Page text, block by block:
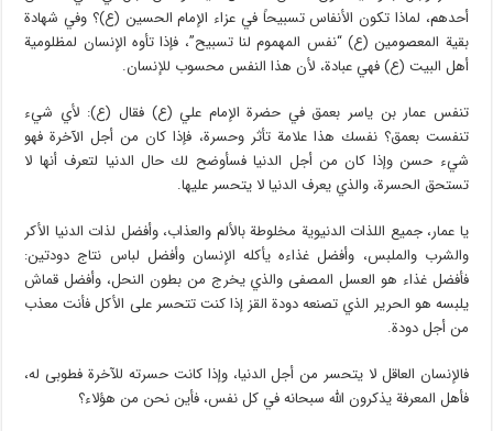
أحدهم، لماذا تكون الأنفاس تسبيحاً في عزاء الإمام الحسين (ع)؟ وفي شهادة
بقية المعصومين (ع) “نفس المهموم لنا تسبيح”، فإذا تأوه الإنسان لمظلومية
أهل البيت (ع) فهي عبادة، لأن هذا النفس محسوب للإنسان.
تنفس عمار بن ياسر بعمق في حضرة الإمام علي (ع) فقال (ع): لأي شيء
تنفست بعمق؟ نفسك هذا علامة تأثر وحسرة، فإذا كان من أجل الآخرة فهو
شيء حسن وإذا كان من أجل الدنيا فسأوضح لك حال الدنيا لتعرف أنها لا
تستحق الحسرة، والذي يعرف الدنيا لا يتحسر عليها.
يا عمار، جميع اللذات الدنيوية مخلوطة بالألم والعذاب، وأفضل لذات الدنيا الأكر
والشرب والملبس، وأفضل غذاءه يأكله الإنسان وأفضل لباس نتاج دودتين:
فأفضل غذاء هو العسل المصفى والذي يخرج من بطون النحل، وأفضل قماش
يلبسه هو الحرير الذي تصنعه دودة القز إذا كنت تتحسر على الأكل فأنت معذب
من أجل دودة.
فالإنسان العاقل لا يتحسر من أجل الدنيا، وإذا كانت حسرته للآخرة فطوبى له،
فأهل المعرفة يذكرون الله سبحانه في كل نفس، فأين نحن من هؤلاء؟